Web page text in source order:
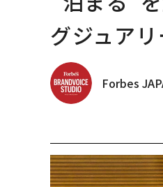
グジュアリ
Forbes